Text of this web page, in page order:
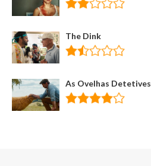
The Dink
As Ovelhas Detetives